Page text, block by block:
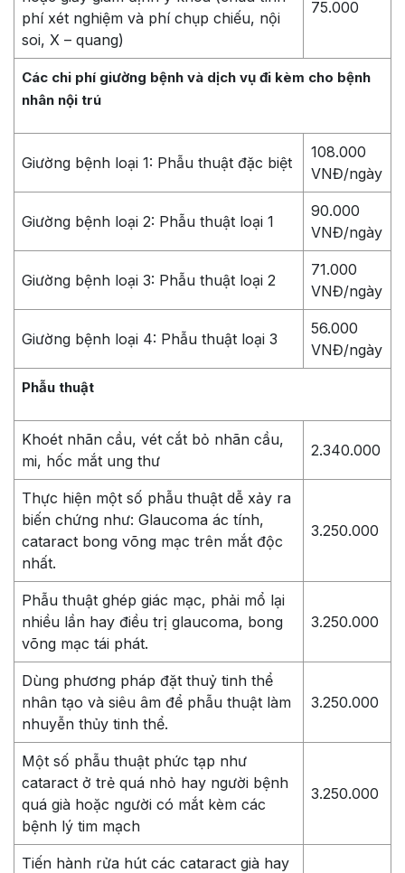
phí xét nghiệm và phí chụp chiếu, nội
soi, X – quang)
75.000
Các chi phí giường bệnh và dịch vụ đi kèm cho bệnh
nhân nội trú
Giường bệnh loại 1: Phẫu thuật đặc biệt
108.000
VNĐ/ngày
Giường bệnh loại 2: Phẫu thuật loại 1
90.000
VNĐ/ngày
Giường bệnh loại 3: Phẫu thuật loại 2
71.000
VNĐ/ngày
Giường bệnh loại 4: Phẫu thuật loại 3
56.000
VNĐ/ngày
Phẫu thuật
Khoét nhãn cầu, vét cắt bỏ nhãn cầu,
mi, hốc mắt ung thư
2.340.000
Thực hiện một số phẫu thuật dễ xảy ra
biến chứng như: Glaucoma ác tính,
cataract bong võng mạc trên mắt độc
nhất.
3.250.000
Phẫu thuật ghép giác mạc, phải mổ lại
nhiều lần hay điều trị glaucoma, bong
võng mạc tái phát.
3.250.000
Dùng phương pháp đặt thuỷ tinh thể
nhân tạo và siêu âm để phẫu thuật làm
nhuyễn thủy tinh thể.
3.250.000
Một số phẫu thuật phức tạp như
cataract ở trẻ quá nhỏ hay người bệnh
quá già hoặc người có mắt kèm các
bệnh lý tim mạch
3.250.000
Tiến hành rửa hút các cataract già hay